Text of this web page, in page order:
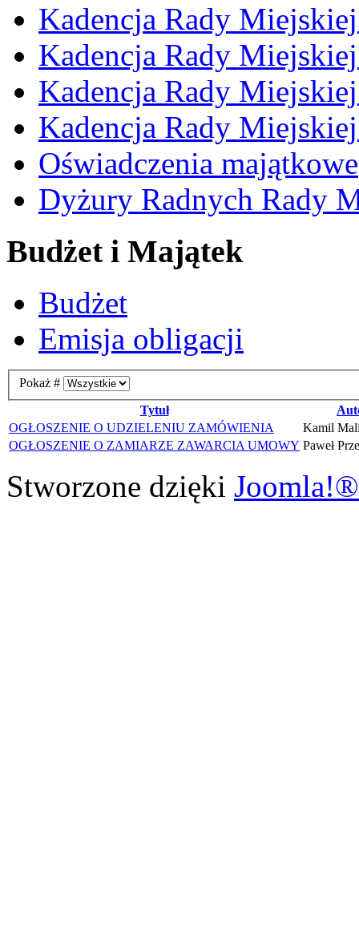
Kadencja Rady
Kadencja Rady
Kadencja Rady
Kadencja Rady
Oświadczenia majątkowe
Dyżury Radnych Rady
Budżet i Majątek
Budżet
Emisja obligacji
Pokaż #
Tytuł
OGŁOSZENIE O UDZIELENIU ZAMÓWIENIA
Kamil
OGŁOSZENIE O ZAMIARZE ZAWARCIA UMOWY Paweł
Stworzone dzięki Joomla!®